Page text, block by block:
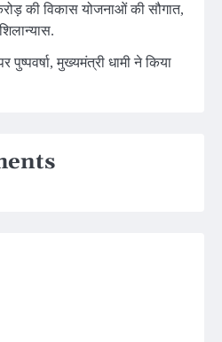
की विकास योजनाओं की सौगात,
पुष्पवर्षा, मुख्यमंत्री धामी ने किया